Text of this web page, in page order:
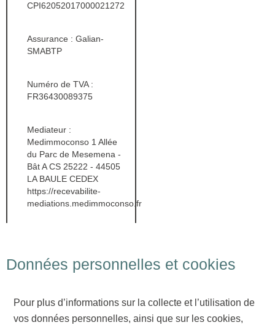
CPI62052017000021272
Assurance : Galian-
SMABTP
Numéro de TVA :
FR36430089375
Mediateur :
Medimmoconso 1 Allée
du Parc de Mesemena -
Bât A CS 25222 - 44505
LA BAULE CEDEX
https://recevabilite-
mediations.medimmoconso.fr
Données personnelles et cookies
Pour plus d’informations sur la collecte et l’utilisation de
vos données personnelles, ainsi que sur les cookies,